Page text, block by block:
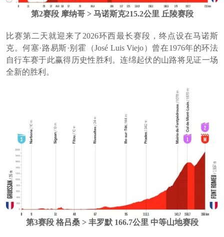
第2赛段 摩纳哥 > 马诺斯克215.2公里 丘陵赛段
比赛第二天就迎来了2026环西最长赛段，终点设在马诺斯
克。何塞·路易斯·别霍（José Luis Viejo）曾在1976年的环法
自行车赛于此赢得历史性胜利。连绵起伏的山路将见证一场
全新的胜利。
第3赛段 格吕桑 > 丰罗默 166.7公里 中等山地赛段